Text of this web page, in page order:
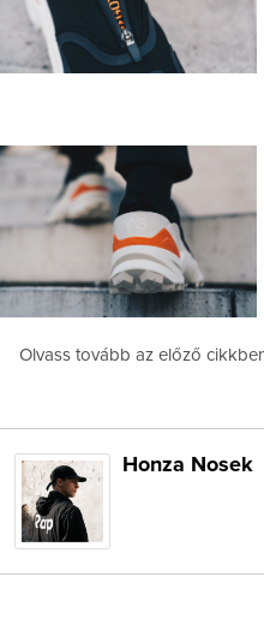
Olvass tovább az előző
Honza Nosek